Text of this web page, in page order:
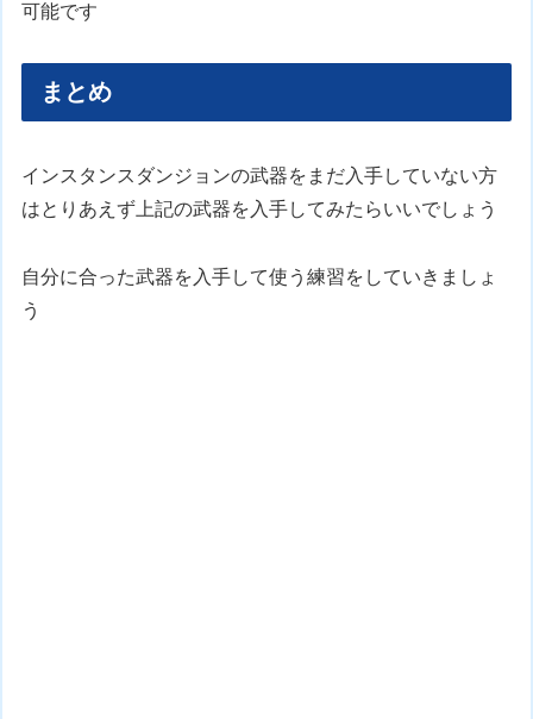
可能です
まとめ
インスタンスダンジョンの武器をまだ入手していない方
はとりあえず上記の武器を入手してみたらいいでしょう
自分に合った武器を入手して使う練習をしていきましょ
う